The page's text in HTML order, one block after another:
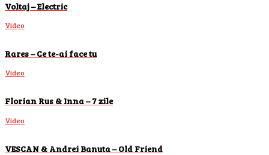
Voltaj – Electric
Video
Rares – Ce te-ai face tu
Video
Florian Rus & Inna – 7 zile
Video
VESCAN & Andrei Banuta – Old Friend